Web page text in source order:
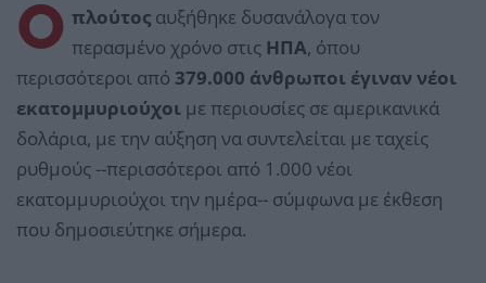
Ο πλούτος αυξήθηκε δυσανάλογα τον
περασμένο χρόνο στις ΗΠΑ, όπου
περισσότεροι από 379.000 άνθρωποι έγιναν νέοι
εκατομμυριούχοι με περιουσίες σε αμερικανικά
δολάρια, με την αύξηση να συντελείται με ταχείς
ρυθμούς --περισσότεροι από 1.000 νέοι
εκατομμυριούχοι την ημέρα-- σύμφωνα με έκθεση
που δημοσιεύτηκε σήμερα.